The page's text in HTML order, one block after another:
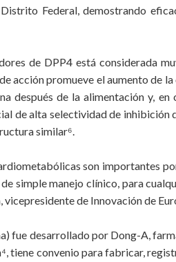
Federal, demostrando
de DPP4 está considerada
acción promueve el aumento de
después de la alimentación y,
de alta selectividad de inhibición
similar⁶.
son importantes
simple manejo clínico, para
vicepresidente de Innovación de
fue desarrollado por Dong-A,
tiene convenio para fabricar,